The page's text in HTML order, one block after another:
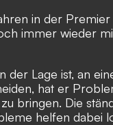
in der
immer wieder
der Lage ist, an
hat er
bringen. Die
helfen dabei